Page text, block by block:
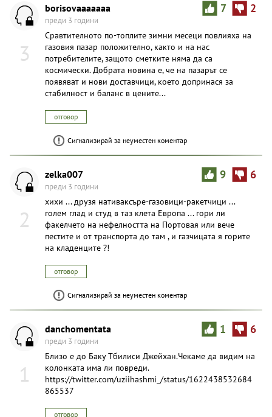
3
7 2
borisovaaaaaaa
преди 3 години
Сравтителното по-топлите зимни месеци повлияха на
газовия пазар положително, както и на нас
потребителите, защото сметките няма да са
космически. Добрата новина е, че на пазарът се
появяват и нови доставчици, което допринася за
стабилност и баланс в цените...
отговор
Сигнализирай за неуместен коментар
2
9 6
zelka007
преди 3 години
хихи ... друзя нативаксъре-газовици-ракетчици ...
голем глад и студ в таз клета Европа ... гори ли
факелчето на нефелността на Портовая или вече
пестите и от транспорта до там , и газчицата я горите
на кладенците ?!
отговор
Сигнализирай за неуместен коментар
1
1 6
danchomentata
преди 3 години
Близо е до Баку Тбилиси Джейхан.Чекаме да видим на
колонката има ли повреди.
https://twitter.com/uziihashmi_/status/1622438532684
865537
отговор